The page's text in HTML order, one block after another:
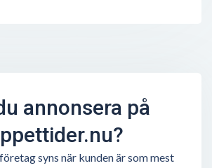
annonsera på
syns när kunden är som mest